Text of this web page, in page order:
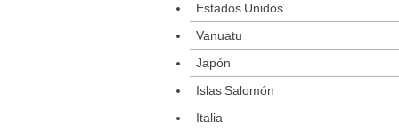
Estados Unidos
Vanuatu
Japón
Islas Salomón
Italia